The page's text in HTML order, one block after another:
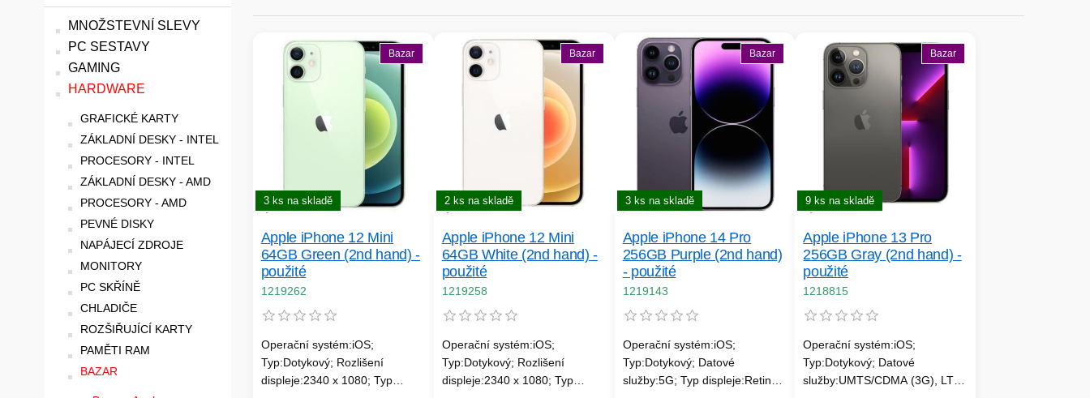
MNOŽSTEVNÍ SLEVY
PC SESTAVY
GAMING
HARDWARE
GRAFICKÉ KARTY
ZÁKLADNÍ DESKY - INTEL
PROCESORY - INTEL
ZÁKLADNÍ DESKY - AMD
PROCESORY - AMD
PEVNÉ DISKY
NAPÁJECÍ ZDROJE
MONITORY
PC SKŘÍNĚ
CHLADIČE
ROZŠIŘUJÍCÍ KARTY
PAMĚTI RAM
BAZAR
Bazar
3 ks na skladě
Apple iPhone 12 Mini
64GB Green (2nd hand) -
použité
1219262
Operační systém:iOS;
Typ:Dotykový; Rozlišení
displeje:2340 x 1080; Typ
Bazar
2 ks na skladě
Apple iPhone 12 Mini
64GB White (2nd hand) -
použité
1219258
Operační systém:iOS;
Typ:Dotykový; Rozlišení
displeje:2340 x 1080; Typ
Bazar
3 ks na skladě
Apple iPhone 14 Pro
256GB Purple (2nd hand)
- použité
1219143
Operační systém:iOS;
Typ:Dotykový; Datové
služby:5G; Typ displeje:Retina;
Bazar
9 ks na skladě
Apple iPhone 13 Pro
256GB Gray (2nd hand) -
použité
1218815
Operační systém:iOS;
Typ:Dotykový; Datové
služby:UMTS/CDMA (3G), LTE